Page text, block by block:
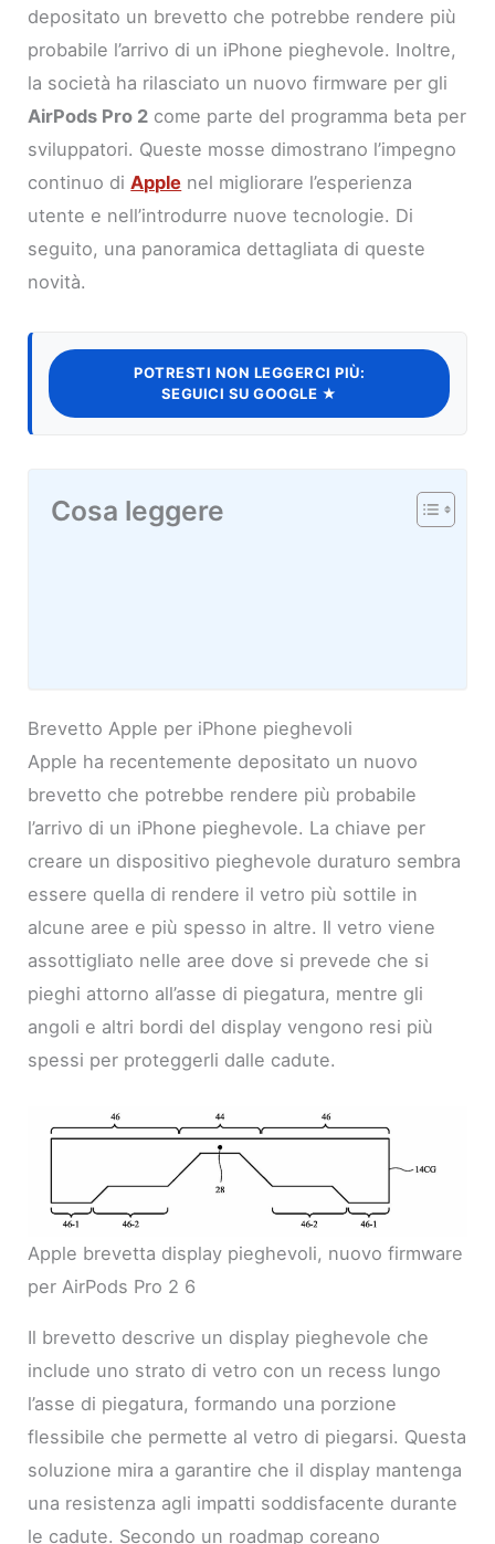
depositato un brevetto che potrebbe rendere più
probabile l’arrivo di un iPhone pieghevole. Inoltre,
la società ha rilasciato un nuovo firmware per gli
AirPods Pro 2 come parte del programma beta per
sviluppatori. Queste mosse dimostrano l’impegno
continuo diApple nel migliorare l’esperienza
utente e nell’introdurre nuove tecnologie. Di
seguito, una panoramica dettagliata di queste
novità.
POTRESTI NON LEGGERCI PIÙ:
SEGUICI SU GOOGLE ★
Cosa leggere
Brevetto Apple per iPhone pieghevoli
Apple ha recentemente depositato un nuovo
brevetto che potrebbe rendere più probabile
l’arrivo di un iPhone pieghevole. La chiave per
creare un dispositivo pieghevole duraturo sembra
essere quella di rendere il vetro più sottile in
alcune aree e più spesso in altre. Il vetro viene
assottigliato nelle aree dove si prevede che si
pieghi attorno all’asse di piegatura, mentre gli
angoli e altri bordi del display vengono resi più
spessi per proteggerli dalle cadute.
Apple brevetta display pieghevoli, nuovo firmware
per AirPods Pro 2 6
Il brevetto descrive un display pieghevole che
include uno strato di vetro con un recess lungo
l’asse di piegatura, formando una porzione
flessibile che permette al vetro di piegarsi. Questa
soluzione mira a garantire che il display mantenga
una resistenza agli impatti soddisfacente durante
le cadute. Secondo un roadmap coreano